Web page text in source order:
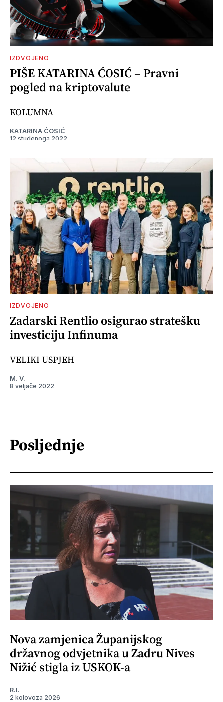
IZDVOJENO
PIŠE KATARINA ĆOSIĆ – Pravni
pogled na kriptovalute
KOLUMNA
KATARINA ĆOSIĆ
12 studenoga 2022
IZDVOJENO
Zadarski Rentlio osigurao stratešku
investiciju Infinuma
VELIKI USPJEH
M. V.
8 veljače 2022
Posljednje
Nova zamjenica Županijskog
državnog odvjetnika u Zadru Nives
Nižić stigla iz USKOK-a
R.I.
2 kolovoza 2026